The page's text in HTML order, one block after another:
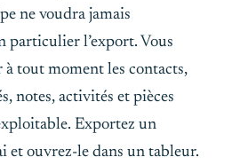
ne voudra jamais
particulier l’export. Vous
tout moment les contacts,
notes, activités et pièces
Exportez un
et ouvrez-le dans un tableur.